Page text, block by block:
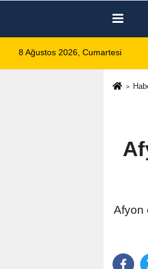
8 Ağustos 2026, Cumartesi
Afyon